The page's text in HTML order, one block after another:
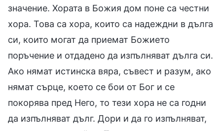
значение. Хората в Божия дом поне са честни
хора. Това са хора, които са надеждни в дълга
си, които могат да приемат Божието
поръчение и отдадено да изпълняват дълга си.
Ако нямат истинска вяра, съвест и разум, ако
нямат сърце, което се бои от Бог и се
покорява пред Него, то тези хора не са годни
да изпълняват дълг. Дори и да го изпълняват,